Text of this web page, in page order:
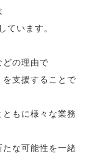
ています。
どの理由で
支援することで
もに様々な業務
な可能性を一緒